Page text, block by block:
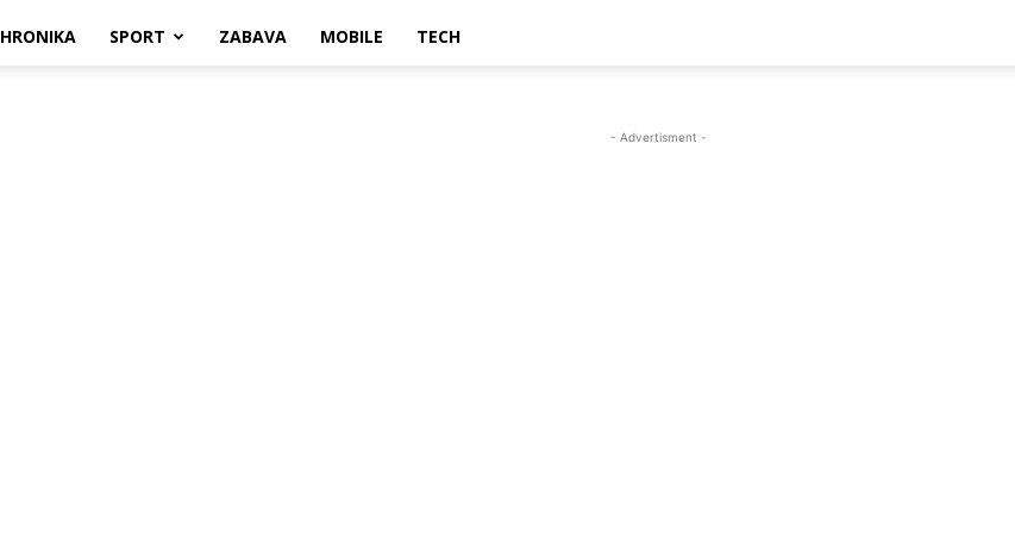
HRONIKA SPORT ZABAVA MOBILE TECH
- Advertisment -